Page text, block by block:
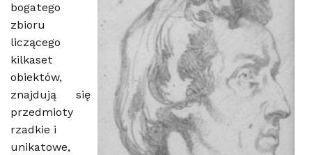
bogatego
zbioru
liczącego
kilkaset
obiektów,
znajdują się
przedmioty
rzadkie i
unikatowe,